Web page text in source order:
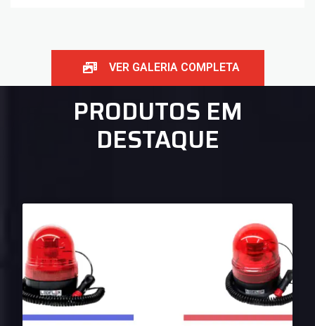
VER GALERIA COMPLETA
PRODUTOS EM
DESTAQUE